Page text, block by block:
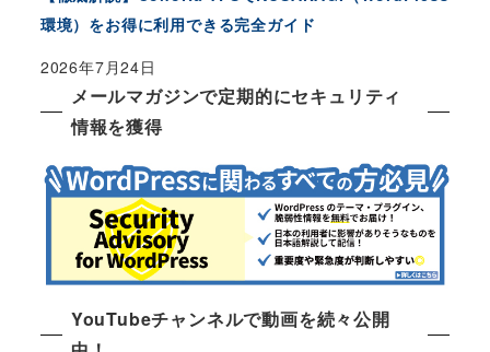
環境）をお得に利用できる完全ガイド
2026年7月24日
メールマガジンで定期的にセキュリティ
情報を獲得
YouTubeチャンネルで動画を続々公開